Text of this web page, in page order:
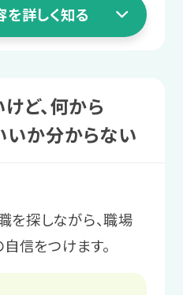
場との関係づくり
けて
ら利用。プログラ
やストレス対処法
を詳しく知る
ど、何から
いか分からない
を探しながら、職場
自信をつけます。